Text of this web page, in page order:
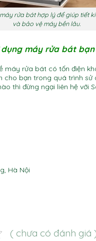
rửa bát hợp lý để giúp tiết
và bảo vệ máy bền lâu.
máy rửa bát
máy rửa bát có tốn điện
cho bạn trong quá trình
thì đừng ngại liên hệ với
Hà Nội
( chưa có đánh giá